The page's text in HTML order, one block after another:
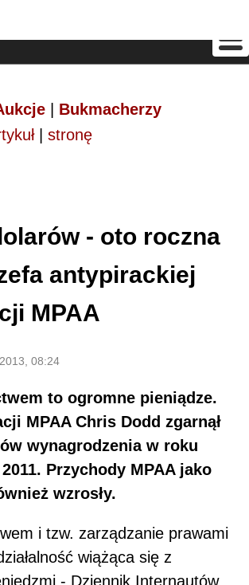
Bukmacherzy
| stronę
- oto roczna
antypirackiej
MPAA
08:24
to ogromne pieniądze.
MPAA Chris Dodd zgarnął
wynagrodzenia w roku
Przychody MPAA jako
wzrosły.
i tzw. zarządzanie prawami
wiążąca się z
- Dziennik Internautów